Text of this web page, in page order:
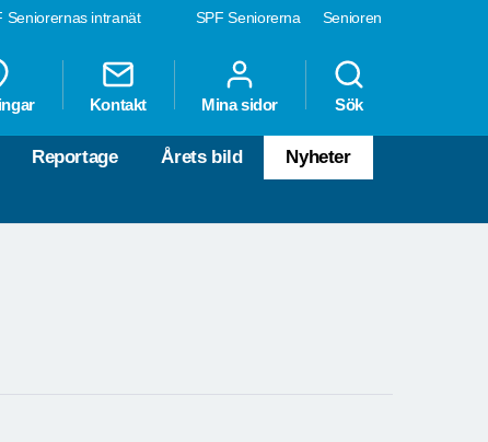
SPF Seniorerna Senioren
Seniorernas intranät
Kontakt Mina sidor Sök
Reportage Årets bild Nyheter